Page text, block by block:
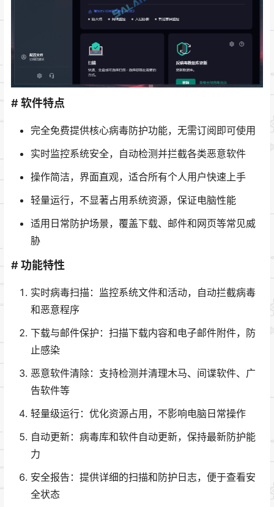
# 软件特点
完全免费提供核心病毒防护功能，无需订阅即可使用
实时监控系统安全，自动检测并拦截各类恶意软件
操作简洁，界面直观，适合所有个人用户快速上手
轻量运行，不显著占用系统资源，保证电脑性能
适用日常防护场景，覆盖下载、邮件和网页等常见威
胁
# 功能特性
实时病毒扫描：监控系统文件和活动，自动拦截病毒
和恶意程序
下载与邮件保护：扫描下载内容和电子邮件附件，防
止感染
恶意软件清除：支持检测并清理木马、间谍软件、广
告软件等
轻量级运行：优化资源占用，不影响电脑日常操作
自动更新：病毒库和软件自动更新，保持最新防护能
力
安全报告：提供详细的扫描和防护日志，便于查看安
全状态